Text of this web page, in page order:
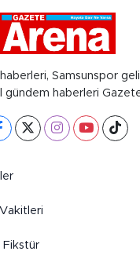
Samsunspor
haberleri Gazete
Fikstür